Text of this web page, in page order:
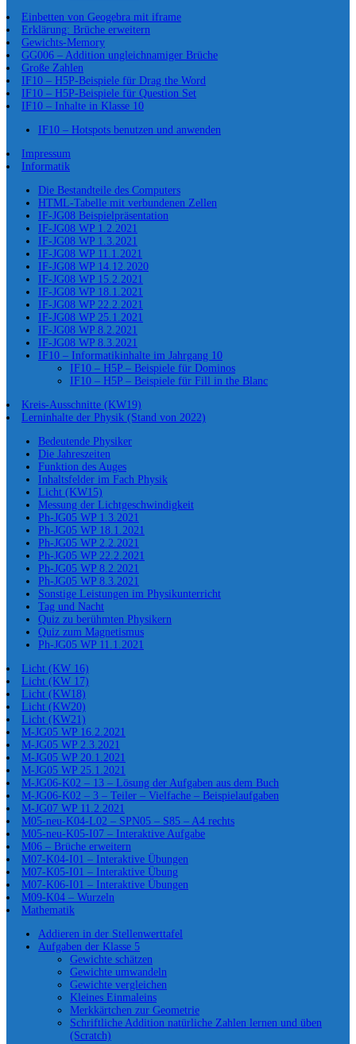
Einbetten von Geogebra mit iframe
Erklärung: Brüche erweitern
Gewichts-Memory
GG006 – Addition ungleichnamiger Brüche
Große Zahlen
IF10 – H5P-Beispiele für Drag the Word
IF10 – H5P-Beispiele für Question Set
IF10 – Inhalte in Klasse 10
IF10 – Hotspots benutzen und anwenden
Impressum
Informatik
Die Bestandteile des Computers
HTML-Tabelle mit verbundenen Zellen
IF-JG08 Beispielpräsentation
IF-JG08 WP 1.2.2021
IF-JG08 WP 1.3.2021
IF-JG08 WP 11.1.2021
IF-JG08 WP 14.12.2020
IF-JG08 WP 15.2.2021
IF-JG08 WP 18.1.2021
IF-JG08 WP 22.2.2021
IF-JG08 WP 25.1.2021
IF-JG08 WP 8.2.2021
IF-JG08 WP 8.3.2021
IF10 – Informatikinhalte im Jahrgang 10
IF10 – H5P – Beispiele für Dominos
IF10 – H5P – Beispiele für Fill in the Blanc
Kreis-Ausschnitte (KW19)
Lerninhalte der Physik (Stand von 2022)
Bedeutende Physiker
Die Jahreszeiten
Funktion des Auges
Inhaltsfelder im Fach Physik
Licht (KW15)
Messung der Lichtgeschwindigkeit
Ph-JG05 WP 1.3.2021
Ph-JG05 WP 18.1.2021
Ph-JG05 WP 2.2.2021
Ph-JG05 WP 22.2.2021
Ph-JG05 WP 8.2.2021
Ph-JG05 WP 8.3.2021
Sonstige Leistungen im Physikunterricht
Tag und Nacht
Quiz zu berühmten Physikern
Quiz zum Magnetismus
Ph-JG05 WP 11.1.2021
Licht (KW 16)
Licht (KW 17)
Licht (KW18)
Licht (KW20)
Licht (KW21)
M-JG05 WP 16.2.2021
M-JG05 WP 2.3.2021
M-JG05 WP 20.1.2021
M-JG05 WP 25.1.2021
M-JG06-K02 – 13 – Lösung der Aufgaben aus dem Buch
M-JG06-K02 – 3 – Teiler – Vielfache – Beispielaufgaben
M-JG07 WP 11.2.2021
M05-neu-K04-L02 – SPN05 – S85 – A4 rechts
M05-neu-K05-I07 – Interaktive Aufgabe
M06 – Brüche erweitern
M07-K04-I01 – Interaktive Übungen
M07-K05-I01 – Interaktive Übung
M07-K06-I01 – Interaktive Übungen
M09-K04 – Wurzeln
Mathematik
Addieren in der Stellenwerttafel
Aufgaben der Klasse 5
Gewichte schätzen
Gewichte umwandeln
Gewichte vergleichen
Kleines Einmaleins
Merkkärtchen zur Geometrie
Schriftliche Addition natürliche Zahlen lernen und üben
(Scratch)